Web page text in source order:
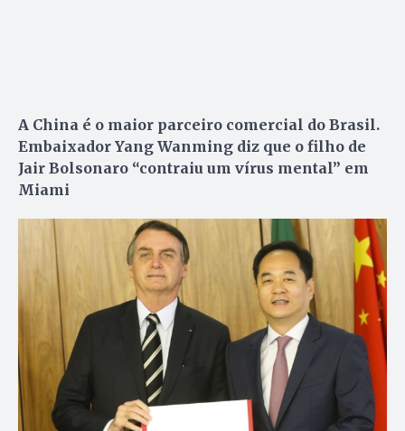
A China é o maior parceiro comercial do Brasil.
Embaixador Yang Wanming diz que o filho de
Jair Bolsonaro “contraiu um vírus mental” em
Miami